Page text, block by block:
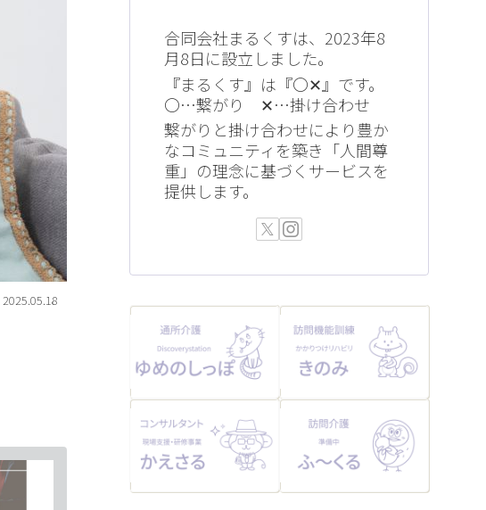
2025.05.18
合同会社まるくすは、2023年8
月8日に設立しました。
『まるくす』は『〇‪✕‬』です。
⁡〇…繋がり⁡ ⁡‪✕‬…掛け合わせ
繋がりと掛け合わせにより豊か
なコミュニティを築き「人間尊
重」の理念に基づくサービスを
提供します。